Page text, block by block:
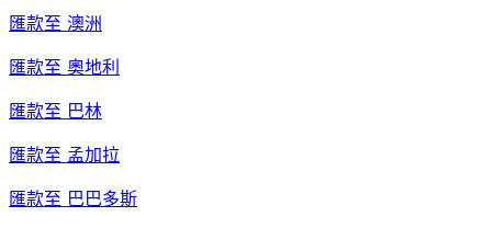
匯款至 澳洲
匯款至 奧地利
匯款至 巴林
匯款至 孟加拉
匯款至 巴巴多斯